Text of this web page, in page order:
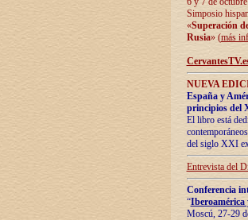
Simposio
«Superación
Rusia» (más
NUEVA
España y
principios del
El libro está
del siglo XXI
Entrevista del
Conferencia
“Iberoamérica
Moscú, 27-29